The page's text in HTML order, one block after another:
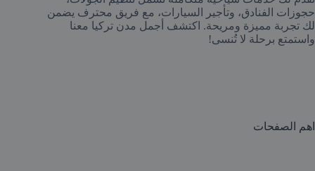
حجوزات الفنادق، وتأجير السيارات، مع فريق محترف يضمن
لك تجربة مميزة ومريحة. اكتشف أجمل مدن تركيا معنا
واستمتع برحلة لا تُنسى!
اهم الصفحات ​